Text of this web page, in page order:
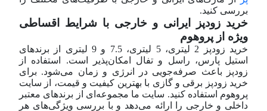
بررسی کنید.
خرید زودپز ایرانی و خارجی با شرایط اقساطی
ویژه از پروهوم
خرید زودپز 2 لیتری، 5 لیتری، 7.5 و 9 لیتری از برندهای
استیل پارس، راسل و تفال امکان‌پذیر است. استفاده از
زودپز باعث صرفه‌جویی در انرژی و زمان می‌شود. برای
خرید زودپز برقی و گازی با بهترین کیفیت و قیمت، از سایت
پروهوم استفاده کنید. سایت ما مجموعه‌ای از برندهای معتبر
داخلی و خارجی را ارائه می‌دهد و با بررسی ویژگی‌های هر